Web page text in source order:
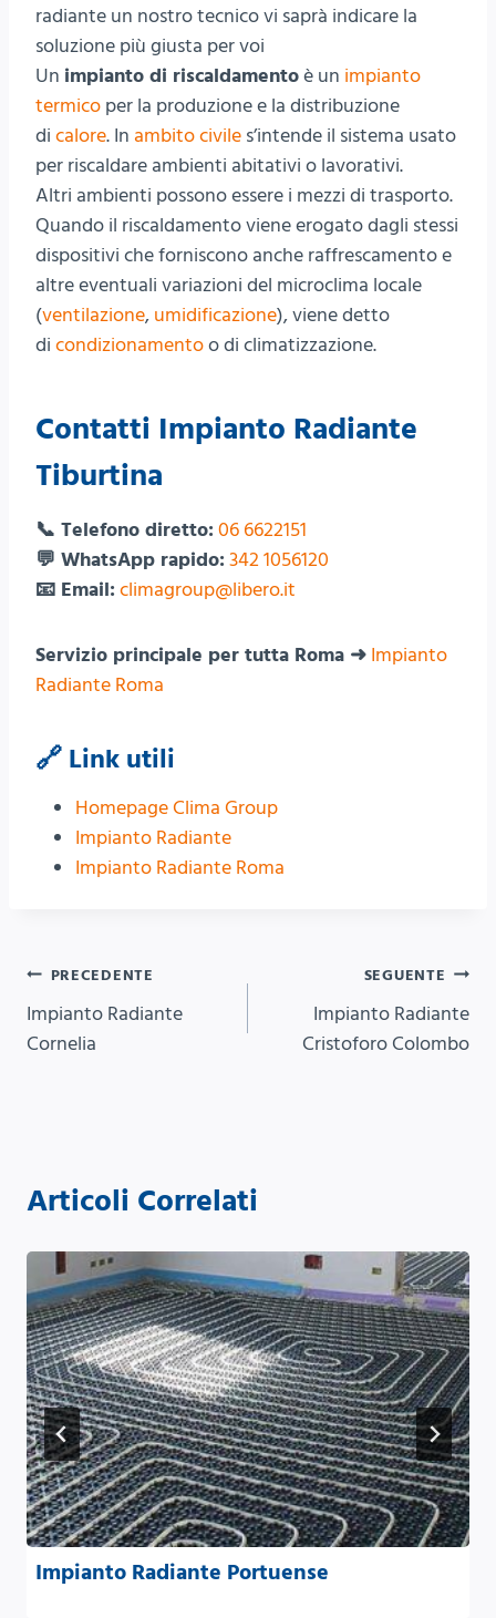
radiante un nostro tecnico vi saprà indicare la
soluzione più giusta per voi
Un impianto di riscaldamentoè un impianto
termico per la produzione e la distribuzione
di calore. In ambito civile s’intende il sistema usato
per riscaldare ambienti abitativi o lavorativi.
Altri ambienti possono essere i mezzi di trasporto.
Quando il riscaldamento viene erogato dagli stessi
dispositivi che forniscono anche raffrescamento e
altre eventuali variazioni del microclima locale
(ventilazione, umidificazione), viene detto
di condizionamentoo di climatizzazione.
Contatti Impianto Radiante
Tiburtina
📞 Telefono diretto: 06 6622151
💬 WhatsApp rapido: 342 1056120
📧 Email: climagroup@libero.it
Servizio principale per tutta Roma ➜ Impianto
Radiante Roma
🔗 Link utili
Homepage Clima Group
Impianto Radiante
Impianto Radiante Roma
Navigazione
articoli
PRECEDENTE
Impianto Radiante
Cornelia
SEGUENTE
Impianto Radiante
Cristoforo Colombo
Articoli Correlati
Impianto Radiante Portuense